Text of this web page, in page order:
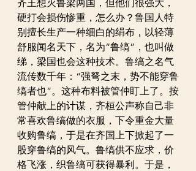
齐王想灭鲁梁两国，但他们很强大，
硬打会损伤惨重，怎么办？鲁国人特
别擅长生产一种细白的绢布，以轻薄
舒服闻名天下，名为“鲁缟”，也叫做
绨，梁国也会这种技术。鲁缟之名气
流传数千年：“强弩之末，势不能穿鲁
缟者也”。这种布料被管仲盯上了。按
管仲献上的计谋，齐桓公声称自己非
常喜欢鲁缟做的衣服，下令重金大量
收购鲁缟，于是在齐国上下掀起了一
股穿鲁缟的风气。鲁缟供不应求，价
格飞涨，织鲁缟可获得暴利。于是，